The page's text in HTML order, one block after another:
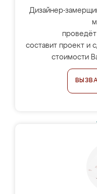
Дизайнер-
составит проект и
стоимости